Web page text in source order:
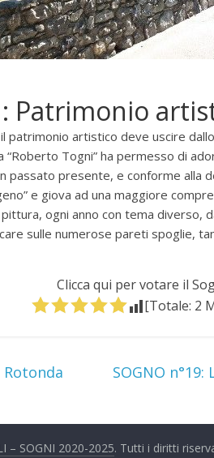
: Patrimonio
patrimonio artistico deve uscire
Togni” ha permesso di
passato presente, e conforme alla
e giova ad una maggiore
ogni anno con tema diverso,
sulle numerose pareti spoglie,
Clicca qui per votare il
[Totale: 2
Rotonda SOGNO
– SOGNI 2020-2025. Tutti i diritti